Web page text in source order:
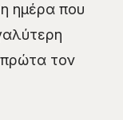
η ημέρα που
πρώτα τον